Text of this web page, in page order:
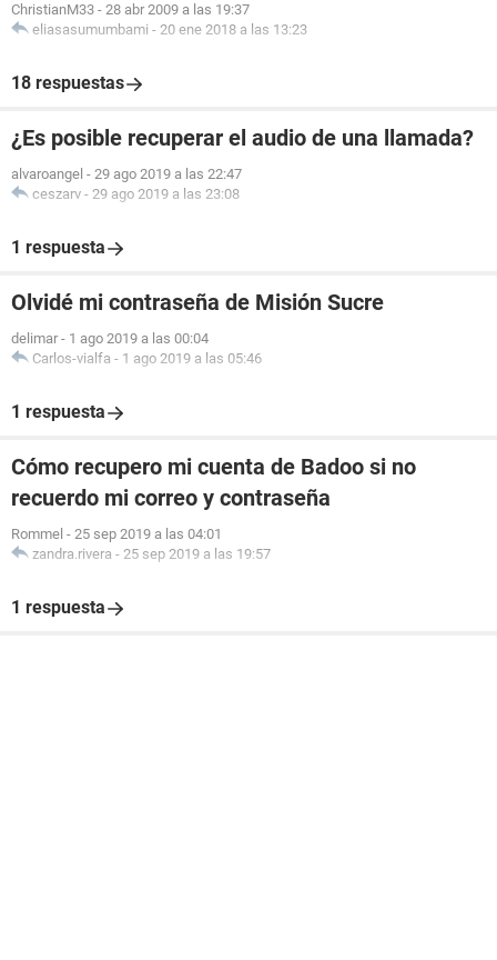
ChristianM33 - 28 abr 2009 a las 19:37
eliasasumumbami - 20 ene 2018 a las 13:23
18 respuestas
¿Es posible recuperar el audio de una llamada?
alvaroangel - 29 ago 2019 a las 22:47
ceszarv - 29 ago 2019 a las 23:08
1 respuesta
Olvidé mi contraseña de Misión Sucre
delimar - 1 ago 2019 a las 00:04
Carlos-vialfa - 1 ago 2019 a las 05:46
1 respuesta
Cómo recupero mi cuenta de Badoo si no
recuerdo mi correo y contraseña
Rommel - 25 sep 2019 a las 04:01
zandra.rivera - 25 sep 2019 a las 19:57
1 respuesta